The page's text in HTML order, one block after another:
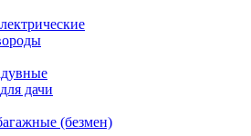
дачи
(безмен)